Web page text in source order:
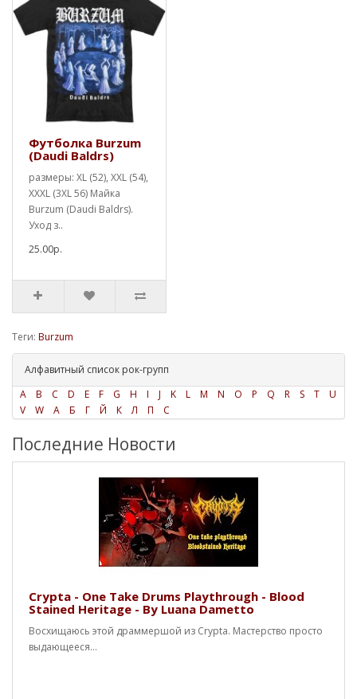
Футболка Burzum
(Daudi Baldrs)
размеры: XL (52), XXL (54),
XXXL (3XL 56) Майка
Burzum (Daudi Baldrs).
Уход з..
25.00р.
Теги: Burzum
Алфавитный список рок-групп
A
B C D E F G H I J K L M N O P Q R S T
U
V
W А Б Г Й К Л П С
Последние Новости
Crypta - One Take Drums Playthrough - Blood
Stained Heritage - By Luana Dametto
Восхищаюсь этой драммершой из Crypta. Мастерство просто
выдающееся...